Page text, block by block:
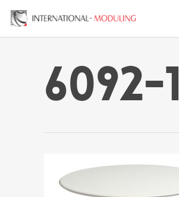
6092-1